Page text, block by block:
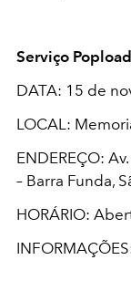
Serviço
DATA: 15 de
LOCAL:
ENDEREÇO:
– Barra Funda,
HORÁRIO: